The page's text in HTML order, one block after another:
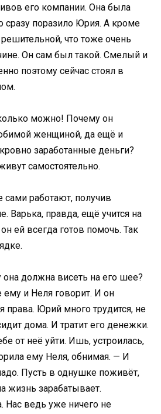
его компании. Она была
сразу поразило Юрия. А кроме
что тоже очень
Он сам был такой. Смелый и
поэтому сейчас стоял в
можно! Почему он
женщиной, да ещё и
заработанные деньги?
самостоятельно.
сами работают, получив
Варька, правда, ещё учится на
ей всегда готов помочь. Так
должна висеть на его шее?
и Неля говорит. И он
Юрий много трудится, не
дома. И тратит его денежки.
от неё уйти. Ишь, устроилась,
ему Неля, обнимая. — И
Пусть в однушке поживёт,
жизнь зарабатывает.
Нас ведь уже ничего не